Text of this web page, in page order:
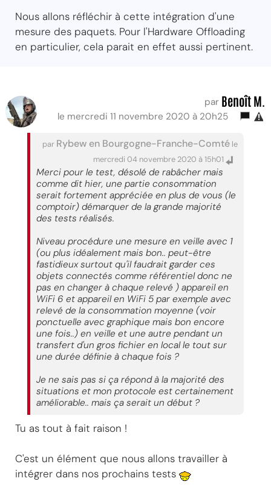
Nous allons réfléchir à cette intégration d'une
mesure des paquets. Pour l'Hardware Offloading
en particulier, cela parait en effet aussi pertinent.
par Benoît M.
le mercredi 11 novembre 2020 à 20h25
par Rybew en Bourgogne-Franche-Comté le
mercredi 04 novembre 2020 à 15h01
Merci pour le test, désolé de rabâcher mais
comme dit hier, une partie consommation
serait fortement appréciée en plus de vous (le
comptoir) démarquer de la grande majorité
des tests réalisés.
Niveau procédure une mesure en veille avec 1
(ou plus idéalement mais bon.. peut-être
fastidieux surtout qu'il faudrait garder ces
objets connectés comme référentiel donc ne
pas en changer à chaque relevé ) appareil en
WiFi 6 et appareil en WiFi 5 par exemple avec
relevé de la consommation moyenne (voir
ponctuelle avec graphique mais bon encore
une fois..) en veille et une autre pendant un
transfert d'un gros fichier en local le tout sur
une durée définie à chaque fois ?
Je ne sais pas si ça répond à la majorité des
situations et mon protocole est certainement
améliorable.. mais ça serait un début ?
Tu as tout à fait raison !
C'est un élément que nous allons travailler à
intégrer dans nos prochains tests